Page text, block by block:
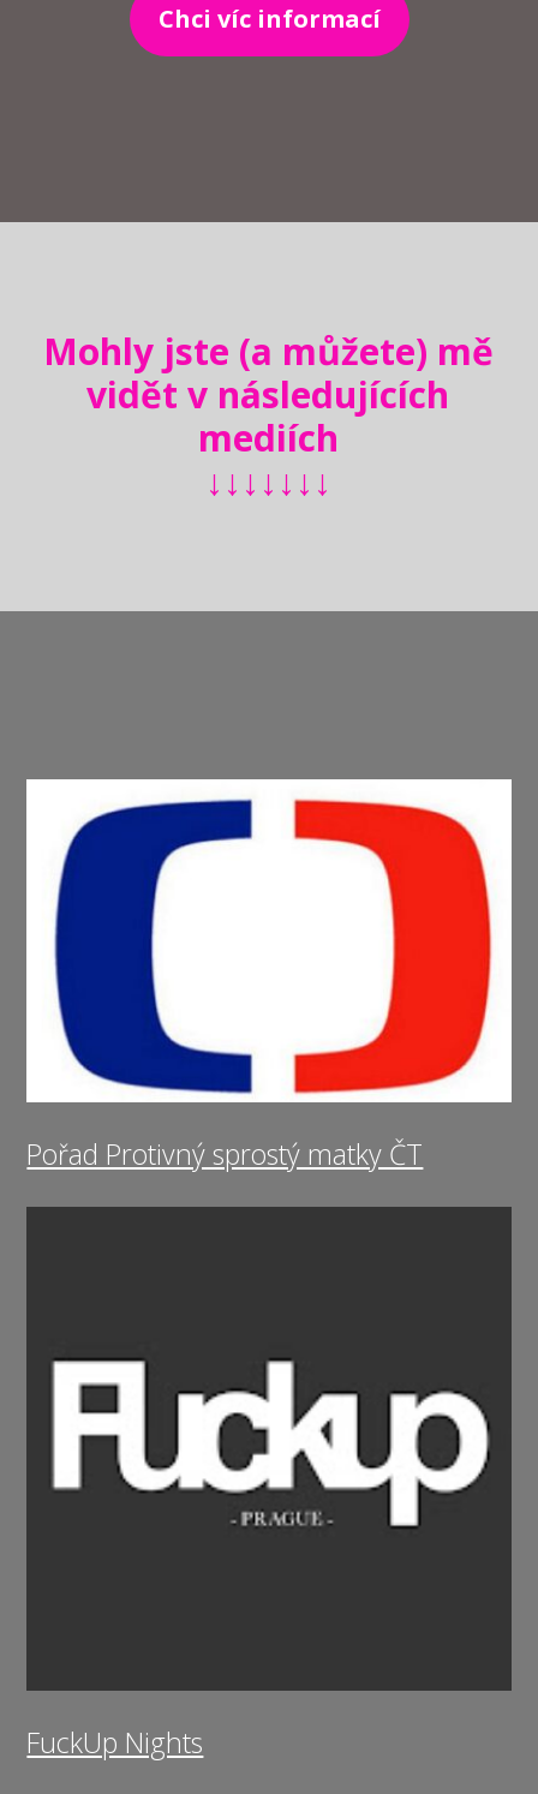
Chci víc informací
Mohly jste (a můžete) mě
vidět v následujících
mediích
↓↓↓↓↓↓↓
Pořad Protivný sprostý matky ČT
FuckUp Nights